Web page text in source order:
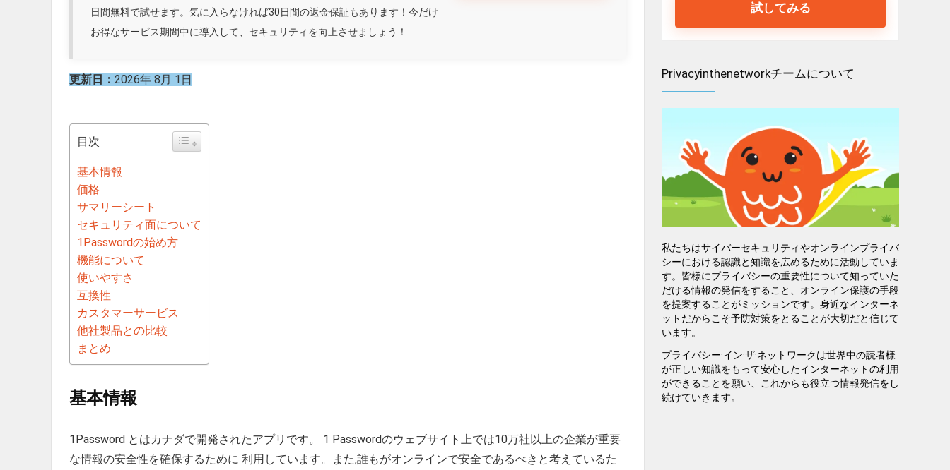
日間無料で試せます。気に入らなければ30日間の返金保証もあります！今だけ
お得なサービス期間中に導入して、セキュリティを向上させましょう！
更新日： 2026年 8月 1日
目次
基本情報
価格
サマリーシート
セキュリティ面について
1Passwordの始め方
機能について
使いやすさ
互換性
カスタマーサービス
他社製品との比較
まとめ
基本情報
1Password とはカナダで開発されたアプリです。 1 Passwordのウェブサイト上では10万社以上の企業が重要
な情報の安全性を確保するために 利用しています。また,誰もがオンラインで安全であるべきと考えているた
試してみる
Privacyinthenetworkチームについて
私たちはサイバーセキュリティやオンラインプライバ
シーにおける認識と知識を広めるために活動していま
す。皆様にプライバシーの重要性について知っていた
だける情報の発信をすること、オンライン保護の手段
を提案することがミッションです。身近なインターネ
ットだからこそ予防対策をとることが大切だと信じて
います。
プライバシー·イン·ザ·ネットワークは世界中の読者様
が正しい知識をもって安心したインターネットの利用
ができることを願い、これからも役立つ情報発信をし
続けていきます。